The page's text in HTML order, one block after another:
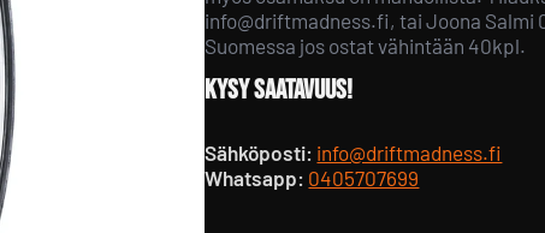
info@driftmadness.fi, tai Joona Salmi
Suomessa jos ostat vähintään 40kpl.
Kysy saatavuus!
Sähköposti: info@driftmadness.fi
Whatsapp: 0405707699